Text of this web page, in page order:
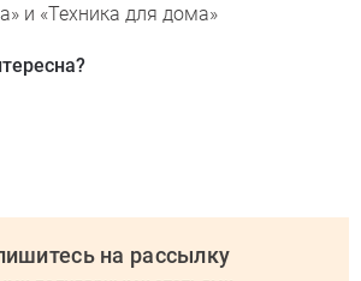
и «Техника для дома»
на рассылку